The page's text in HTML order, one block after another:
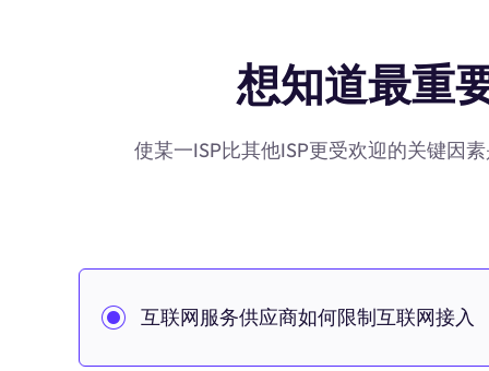
想知道最重
使某一ISP比其他ISP更受欢迎的关键因
互联网服务供应商如何限制互联网接入